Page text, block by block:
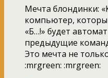
Мечта блондинки:
компьютер,
«Б…!» будет
предыдущие
Это мечта не
:mrgreen: :mrgreen: